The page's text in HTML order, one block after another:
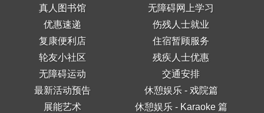
真人图书馆
优惠速递
复康便利店
轮友小社区
无障碍运动
最新活动预告
展能艺术
无障碍网上学习
伤残人士就业
住宿暂顾服务
残疾人士优惠
交通安排
休憩娱乐 - 戏院篇
休憩娱乐 - Karaoke 篇